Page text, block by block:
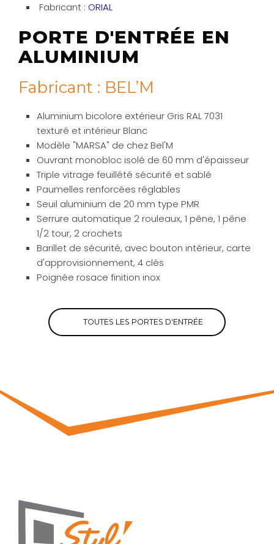
Fabricant : ORIAL
PORTE D'ENTRÉE EN
ALUMINIUM
Fabricant : BEL’M
Aluminium bicolore extérieur Gris RAL 7031
texturé et intérieur Blanc
Modèle "MARSA" de chez Bel'M
Ouvrant monobloc isolé de 60 mm d'épaisseur
Triple vitrage feuillété sécurité et sablé
Paumelles renforcées réglables
Seuil aluminium de 20 mm type PMR
Serrure automatique 2 rouleaux, 1 pêne, 1 pêne
1/2 tour, 2 crochets
Barillet de sécurité, avec bouton intérieur, carte
d'approvisionnement, 4 clés
Poignée rosace finition inox
TOUTES LES PORTES D'ENTRÉE